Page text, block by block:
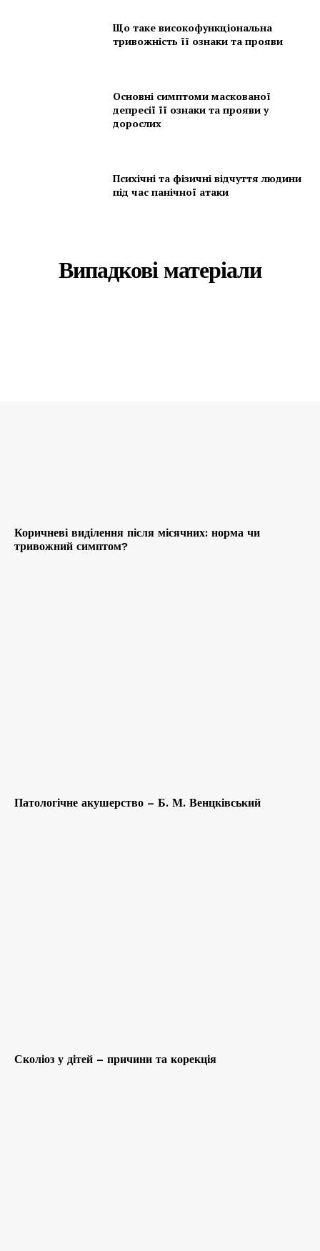
Що таке високофункціональна
тривожність її ознаки та прояви
Основні симптоми маскованої
депресії її ознаки та прояви у
дорослих
Психічні та фізичні відчуття людини
під час панічної атаки
Випадкові матеріали
Коричневі виділення після місячних: норма чи
тривожний симптом?
Патологічне акушерство – Б. М. Венцківський
Сколіоз у дітей – причини та корекція